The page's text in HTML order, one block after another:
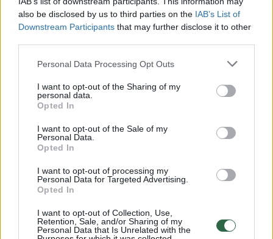
also be disclosed by us to third parties on the IAB’s List of
Downstream Participants that may further disclose it to other
Personal Data Processing Opt Outs
I want to opt-out of the Sharing of my
personal data.
Opted In
I want to opt-out of the Sale of my
Personal Data.
Opted In
I want to opt-out of processing my
Personal Data for Targeted Advertising.
Opted In
I want to opt-out of Collection, Use,
Retention, Sale, and/or Sharing of my
Personal Data that Is Unrelated with the
Vilniaus „Lietuvos Rytas“ – Maskvos srities „Chimki“ (1
kėlinys)
Laidos
Vilniaus „Lietuvos Rytas“ – Maskvos srities „Chimki“ (3
kėlinys)
Laidos | Europos taurė